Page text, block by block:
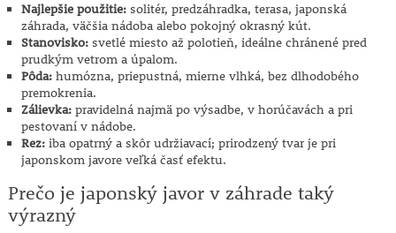
Najlepšie použitie:solitér, predzáhradka, terasa, japonská
záhrada, väčšia nádoba alebo pokojný okrasný kút.
Stanovisko:svetlé miesto až polotieň, ideálne chránené pred
prudkým vetrom a úpalom.
Pôda:humózna, priepustná, mierne vlhká, bez dlhodobého
premokrenia.
Zálievka:pravidelná najmä po výsadbe, v horúčavách a pri
pestovaní v nádobe.
Rez:iba opatrný a skôr udržiavací; prirodzený tvar je pri
japonskom javore veľká časť efektu.
Prečo je japonský javor v záhrade taký
výrazný